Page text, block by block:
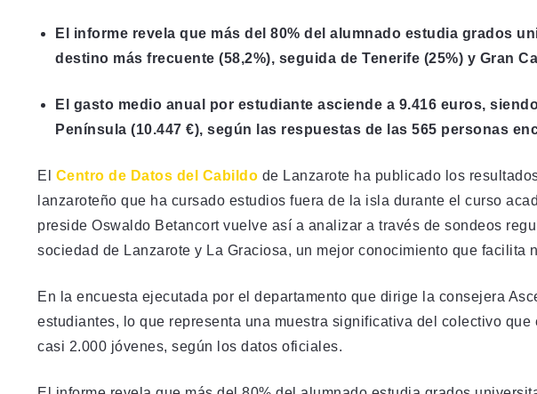
El informe revela que más del 80% del alumnado estudia grados
destino más frecuente (58,2%), seguida de Tenerife (25%) y Gran
El gasto medio anual por estudiante asciende a 9.416 euros,
Península (10.447 €), según las respuestas de las 565 personas
El Centro de Datos del Cabildo de Lanzarote ha publicado los
lanzaroteño que ha cursado estudios fuera de la isla durante el curso
preside Oswaldo Betancort vuelve así a analizar a través de sondeos
sociedad de Lanzarote y La Graciosa, un mejor conocimiento que facilita
En la encuesta ejecutada por el departamento que dirige la consejera
estudiantes, lo que representa una muestra significativa del colectivo
casi 2.000 jóvenes, según los datos oficiales.